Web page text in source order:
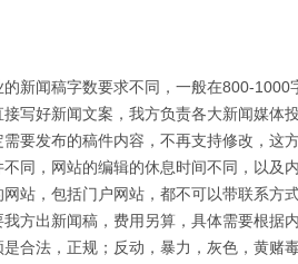
新闻稿字数要求不同，一般在800-1000
写好新闻文案，我方负责各大新闻媒体
要发布的稿件内容，不再支持修改，这
同，网站的编辑的休息时间不同，以及
站，包括门户网站，都不可以带联系方
方出新闻稿，费用另算，具体需要根据内
合法，正规；反动，暴力，灰色，黄赌